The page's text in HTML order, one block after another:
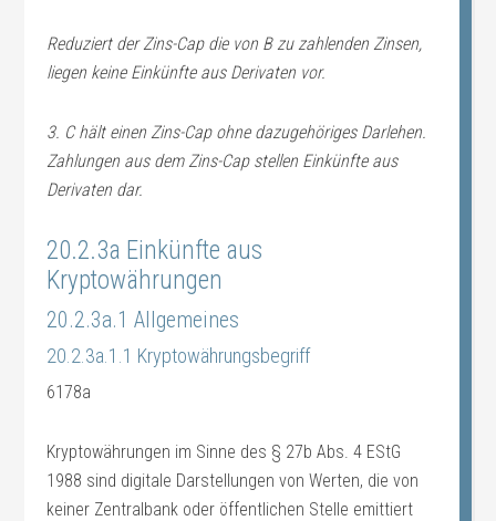
Reduziert der Zins-Cap die von B zu zahlenden Zinsen,
liegen keine Einkünfte aus Derivaten vor.
3. C hält einen Zins-Cap ohne dazugehöriges Darlehen.
Zahlungen aus dem Zins-Cap stellen Einkünfte aus
Derivaten dar.
20.2.3a Einkünfte aus
Kryptowährungen
20.2.3a.1 Allgemeines
20.2.3a.1.1 Kryptowährungsbegriff
6178a
Kryptowährungen im Sinne des § 27b Abs. 4 EStG
1988 sind digitale Darstellungen von Werten, die von
keiner Zentralbank oder öffentlichen Stelle emittiert